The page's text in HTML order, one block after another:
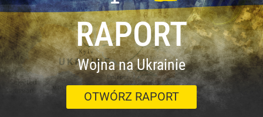
RAPORT
Wojna na Ukrainie
OTWÓRZ RAPORT